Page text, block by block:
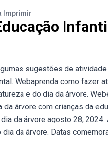
Imprimir
sugestões de
Webaprenda como fazer
e do dia da árvore.
árvore com crianças da
da árvore agosto 28,
da árvore. Datas